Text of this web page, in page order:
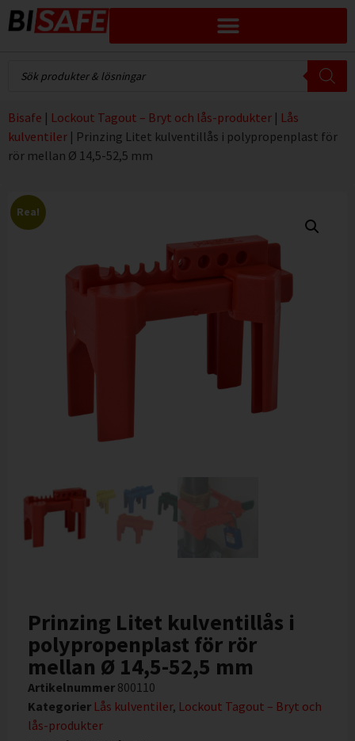
Bisafe | Lockout Tagout – Bryt och lås-produkter | Lås
kulventiler | Prinzing Litet kulventillås i polypropenplast för
rör mellan Ø 14,5-52,5 mm
Rea!
Prinzing Litet kulventillås i
polypropenplast för rör
mellan Ø 14,5-52,5 mm
Artikelnummer 800110
Kategorier Lås kulventiler, Lockout Tagout – Bryt och
lås-produkter